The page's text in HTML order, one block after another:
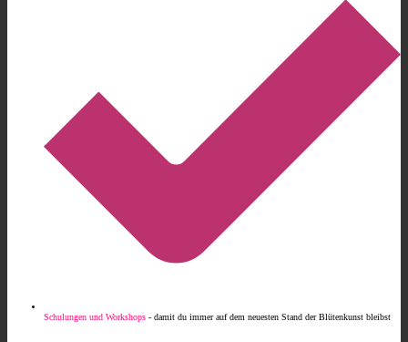
Schulungen und Workshops - damit du immer auf dem neuesten Stand der Blütenkunst bleibst